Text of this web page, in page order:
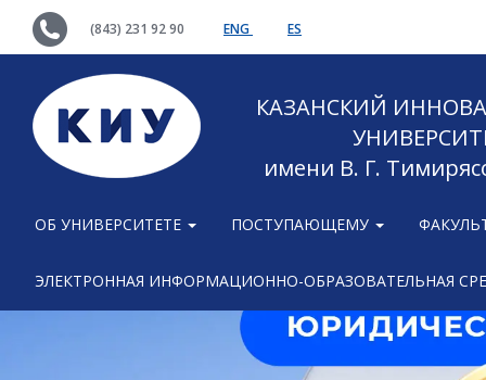
(843) 231 92 90 ENG ES
КАЗАНСКИЙ
имени В. Г.
ОБ УНИВЕРСИТЕТЕ ПОСТУПАЮЩЕМУ
ЭЛЕКТРОННАЯ ИНФОРМАЦИОННО-ОБРАЗОВАТЕЛЬНАЯ